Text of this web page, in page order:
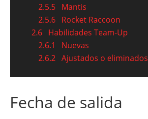
2.5.5 Mantis
2.5.6 Rocket Raccoon
2.6 Habilidades Team-Up
2.6.1
Nuevas
2.6.2 Ajustados o eliminados
Fecha de salida